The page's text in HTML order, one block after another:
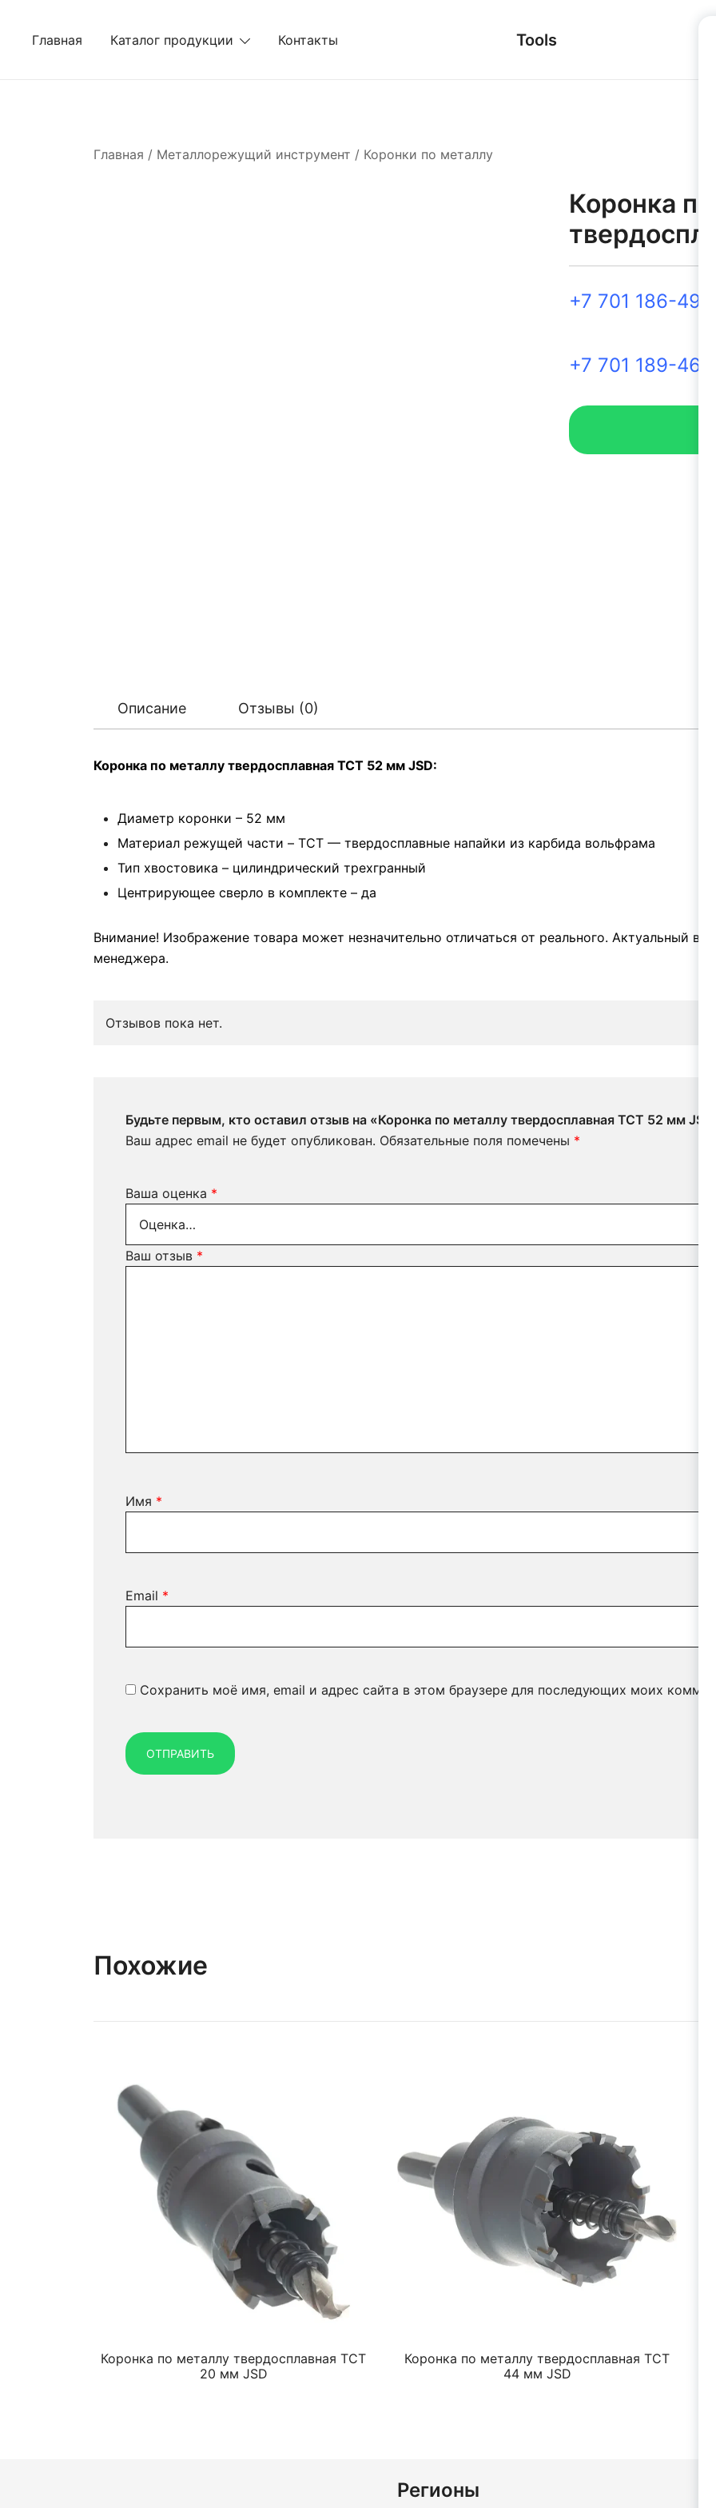
Главная Каталог продукции Контакты Tools
Главная / Металлорежущий инструмент / Коронки по металлу
Коронка
+7 701 186-49-
+7 701 189-46-
Описание Отзывы (0)
Коронка по металлу твердосплавная TCT 52 мм JSD:
Диаметр коронки – 52 мм
Материал режущей части – TCT — твердосплавные напайки из карбида вольфрама
Тип хвостовика – цилиндрический трехгранный
Центрирующее сверло в комплекте – да
Внимание! Изображение товара может незначительно отличаться от реального. Актуальный
менеджера.
Отзывов пока нет.
Будьте первым, кто оставил отзыв на «Коронка по металлу твердосплавная TCT 52 мм
Ваш адрес email не будет опубликован. Обязательные поля помечены *
Ваша оценка *
Ваш отзыв *
Имя *
Email *
Сохранить моё имя, email и адрес сайта в этом браузере для последующих моих
Похожие
Коронка по металлу твердосплавная TCT
20 мм JSD
Коронка по металлу твердосплавная TCT
44 мм JSD
Регионы